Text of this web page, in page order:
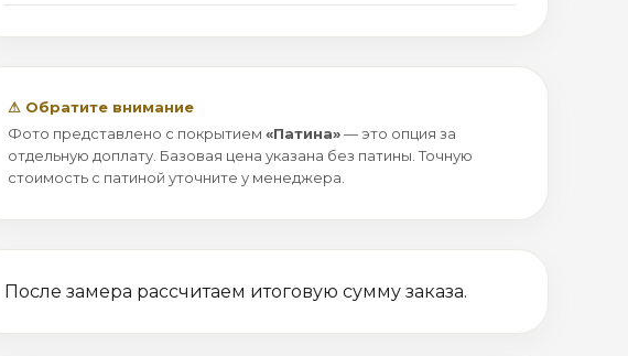
⚠ Обратите внимание
Фото представлено с покрытием«Патина»— это опция за
отдельную доплату. Базовая цена указана без патины. Точную
стоимость с патиной уточните у менеджера.
После замера рассчитаем итоговую сумму заказа.